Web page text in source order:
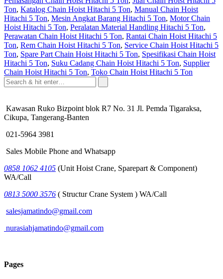
Ton, Katalog Chain Hoist Hitachi 5 Ton, Manual Chain Hoist
Hitachi 5 Ton, Mesin Angkat Barang Hitachi 5 Ton, Motor Chain
Hoist Hitachi 5 Ton, Peralatan Material Handling Hitachi 5 Ton,
Perawatan Chain Hoist Hitachi 5 Ton, Rantai Chain Hoist Hitachi 5
Ton, Rem Chain Hoist Hitachi 5 Ton, Service Chain Hoist Hitachi 5
Ton, Spare Part Chain Hoist Hitachi 5 Ton, Spesifikasi Chain Hoist
Hitachi 5 Ton, Suku Cadang Chain Hoist Hitachi 5 Ton, Supplier
Chain Hoist Hitachi 5 Ton, Toko Chain Hoist Hitachi 5 Ton
Kawasan Ruko Bizpoint blok R7 No. 31 Jl. Pemda Tigaraksa,
Cikupa, Tangerang-Banten
021-5964 3981
Sales Mobile Phone and Whatsapp
0858 1062 4105 (Unit Hoist Crane, Sparepart & Component)
WA/Call
0813 5000 3576 ( Structur Crane System ) WA/Call
salesjamatindo@gmail.com
nurasiahjamatindo@gmail.com
Pages